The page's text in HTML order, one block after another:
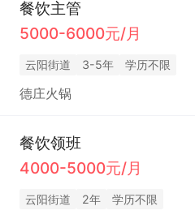
餐饮主管
5000-6000元/月
云阳街道 3-5年 学历不限
德庄火锅
餐饮领班
4000-5000元/月
云阳街道 2年 学历不限